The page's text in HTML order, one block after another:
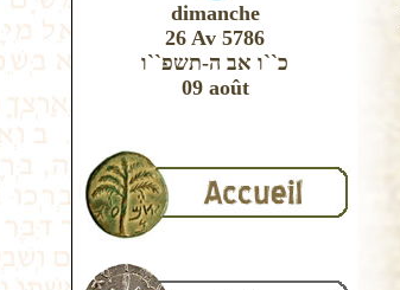
dimanche
26 Av 5786
כ``ו אב ה-תשפ``ו
09 août